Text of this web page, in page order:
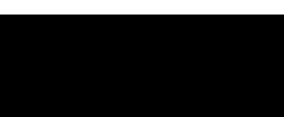
Эрлист Акунбеков тосуп алды.